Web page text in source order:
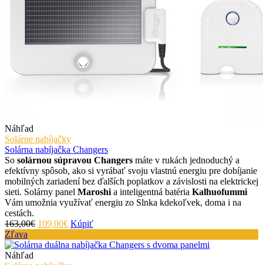
Náhľad
Solárne nabíjačky
Solárna nabíjačka Changers
So solárnou súpravou Changers máte v rukách jednoduchý a
efektívny spôsob, ako si vyrábať svoju vlastnú energiu pre dobíjanie
mobilných zariadení bez ďalších poplatkov a závislosti na elektrickej
sieti. Solárny panel Maroshi a inteligentná batéria Kalhuofummi
Vám umožnia využívať energiu zo Slnka kdekoľvek, doma i na
cestách.
163,00€ 109,00€ Kúpiť
Zľava
Náhľad